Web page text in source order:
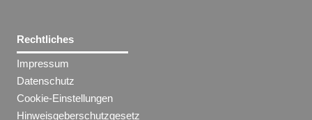
Rechtliches
Impressum
Datenschutz
Cookie-Einstellungen
Hinweisgeberschutzgesetz